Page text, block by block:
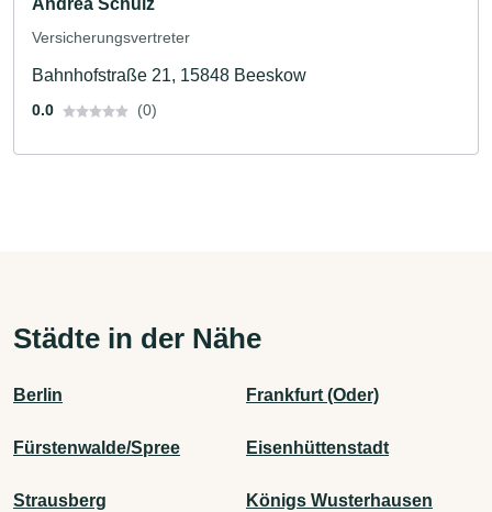
Versicherungsvertreter
Bahnhofstraße 21, 15848 Beeskow
0.0 (0)
Städte in der Nähe
Berlin Frankfurt (Oder)
Fürstenwalde/Spree Eisenhüttenstadt
Strausberg Königs Wusterhausen